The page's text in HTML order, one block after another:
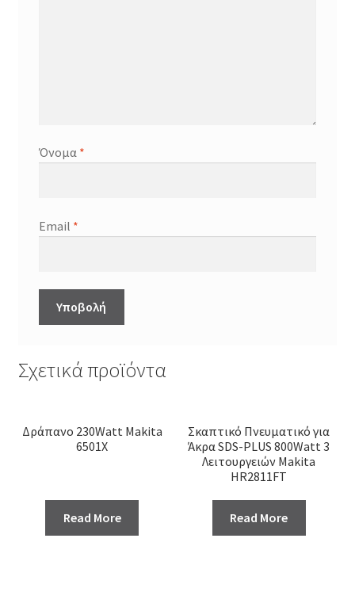
Όνομα *
Email *
Σχετικά προϊόντα
Δράπανο 230Watt Makita
6501X
Read More
Σκαπτικό Πνευματικό για
Άκρα SDS-PLUS 800Watt 3
Λειτουργειών Makita
HR2811FT
Read More